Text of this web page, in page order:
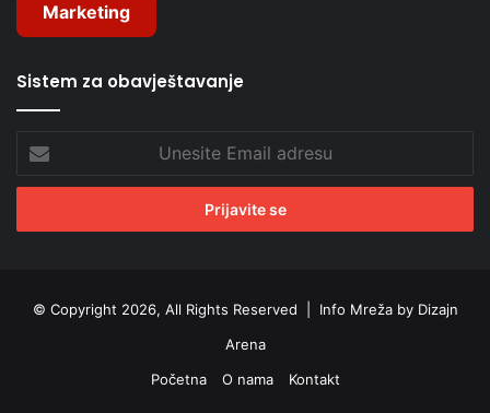
Marketing
Sistem za obavještavanje
Unesite
Email
adresu
© Copyright 2026, All Rights Reserved | Info Mreža by Dizajn
Arena
Početna
O nama Kontakt